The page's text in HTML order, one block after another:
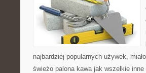
najbardziej popularnych używek,
świeżo palona kawa jak wszelkie